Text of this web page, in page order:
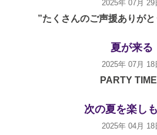
2025年 07月 29
”たくさんのご声援ありが
夏が来る
2025年 07月 18
PARTY
次の夏を楽し
2025年 04月 18